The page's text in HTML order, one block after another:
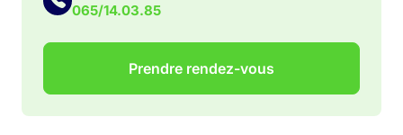
065/14.03.85
Prendre rendez-vous